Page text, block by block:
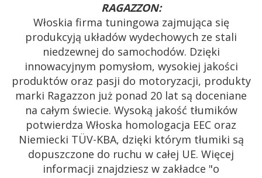
RAGAZZON:
Włoskia firma tuningowa zajmująca się
produkcyją układów wydechowych ze stali
niedzewnej do samochodów. Dzięki
innowacyjnym pomysłom, wysokiej jakości
produktów oraz pasji do motoryzacji, produkty
marki Ragazzon już ponad 20 lat są doceniane
na całym świecie. Wysoką jakość tłumików
potwierdza Włoska homologacja EEC oraz
Niemiecki TÜV-KBA, dzięki którym tłumiki są
dopuszczone do ruchu w całej UE. Więcej
informacji znajdziesz w zakładce "o